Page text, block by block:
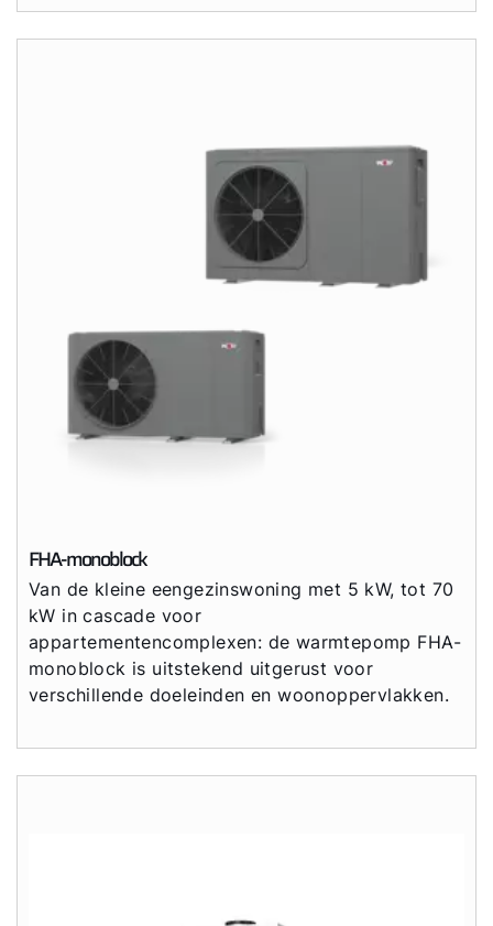
FHA-monoblock
Van de kleine eengezinswoning met 5 kW, tot 70
kW in cascade voor
appartementencomplexen: de warmtepomp FHA-
monoblock is uitstekend uitgerust voor
verschillende doeleinden en woonoppervlakken.